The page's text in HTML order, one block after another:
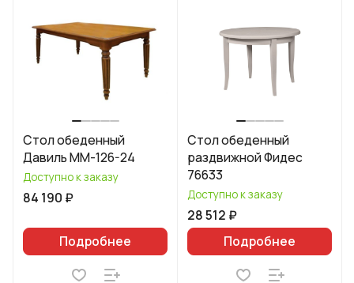
Стол обеденный
Давиль ММ-126-24
Доступно к заказу
84 190 ₽
Подробнее
Стол обеденный
раздвижной Фидес
76633
Доступно к заказу
28 512 ₽
Подробнее